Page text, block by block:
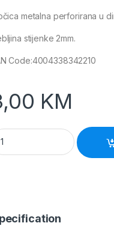
metalna perforirana u
stijenke 2mm.
Code:4004338342210
KM
perforirana